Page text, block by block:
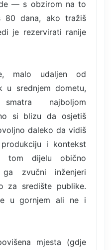
— s obzirom na to
dana, ako tražiš
je rezervirati ranije
malo udaljen od
u srednjem dometu,
najboljom
si blizu da osjetiš
daleko da vidiš
i kontekst
tom dijelu obično
ga zvučni inženjeri
za središte publike.
u gornjem ali ne i
mjesta (gdje